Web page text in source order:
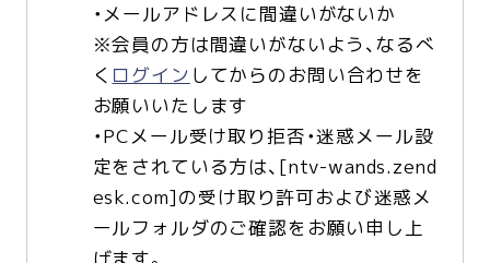
・メールアドレスに間違いがないか
※会員の方は間違いがないよう、なるべ
く ログイン してからのお問い合わせを
お願いいたします
・PCメール受け取り拒否・迷惑メール設
定をされている方は、[ntv-wands.zend
esk.com]の受け取り許可および迷惑メ
ールフォルダのご確認をお願い申し上